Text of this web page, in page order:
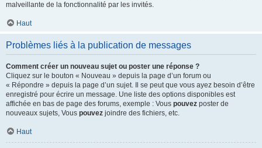
malveillante de la fonctionnalité par les invités.
Haut
Problèmes liés à la publication de messages
Comment créer un nouveau sujet ou poster une réponse ?
Cliquez sur le bouton « Nouveau » depuis la page d’un forum ou
« Répondre » depuis la page d’un sujet. Il se peut que vous ayez besoin d’être
enregistré pour écrire un message. Une liste des options disponibles est
affichée en bas de page des forums, exemple : Vous pouvez poster de
nouveaux sujets, Vous pouvez joindre des fichiers, etc.
Haut